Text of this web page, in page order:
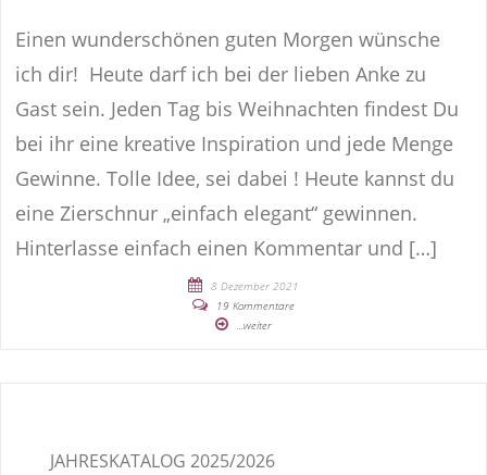
Einen wunderschönen guten Morgen wünsche
ich dir! Heute darf ich bei der lieben Anke zu
Gast sein. Jeden Tag bis Weihnachten findest Du
bei ihr eine kreative Inspiration und jede Menge
Gewinne. Tolle Idee, sei dabei ! Heute kannst du
eine Zierschnur „einfach elegant“ gewinnen.
Hinterlasse einfach einen Kommentar und […]
8 Dezember 2021
19 Kommentare
...weiter
JAHRESKATALOG 2025/2026